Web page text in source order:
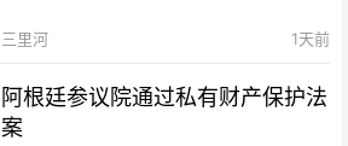
三里河 1天前
阿根廷参议院通过私有财产保护法
案